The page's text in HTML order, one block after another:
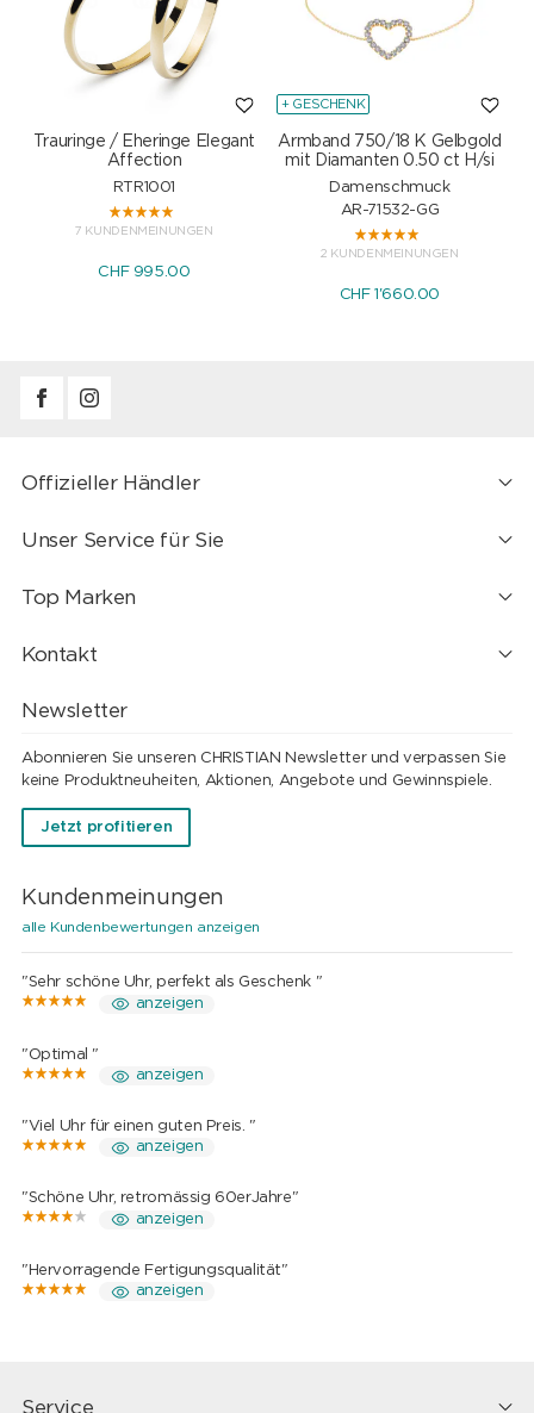
Trauringe / Eheringe Elegant
Affection
RTR1001
7 KUNDENMEINUNGEN
CHF 995.00
+ GESCHENK
Armband 750/18 K Gelbgold
mit Diamanten 0.50 ct H/si
Damenschmuck
AR-71532-GG
2 KUNDENMEINUNGEN
CHF 1'660.00
Offizieller Händler
Unser Service für Sie
Top Marken
Kontakt
Newsletter
Abonnieren Sie unseren CHRISTIAN Newsletter und verpassen Sie
keine Produktneuheiten, Aktionen, Angebote und Gewinnspiele.
Jetzt profitieren
Kundenmeinungen
alle Kundenbewertungen anzeigen
"Sehr schöne Uhr, perfekt als Geschenk "
anzeigen
"Optimal "
anzeigen
"Viel Uhr für einen guten Preis. "
anzeigen
"Schöne Uhr, retromässig 60erJahre"
anzeigen
"Hervorragende Fertigungsqualität"
anzeigen
Service